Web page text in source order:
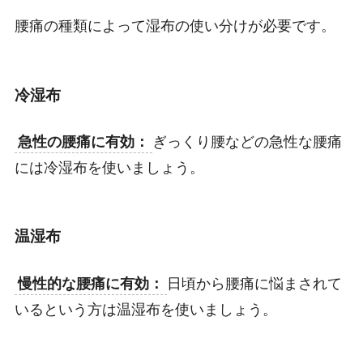
腰痛の種類によって湿布の使い分けが必要です。
冷湿布
急性の腰痛に有効：
ぎっくり腰などの急性な腰痛
には冷湿布を使いましょう。
温湿布
慢性的な腰痛に有効：
日頃から腰痛に悩まされて
いるという方は温湿布を使いましょう。